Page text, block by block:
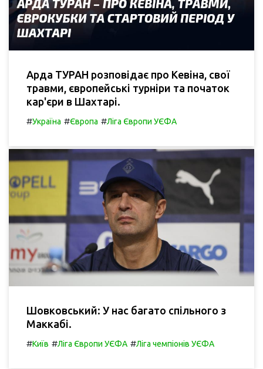
Арда ТУРАН розповідає про Кевіна, свої
травми, європейські турніри та початок
кар'єри в Шахтарі.
#Україна #Європа #Ліга Європи УЄФА
Шовковський: У нас багато спільного з
Маккабі.
#Київ #Ліга Європи УЄФА #Ліга чемпіонів УЄФА